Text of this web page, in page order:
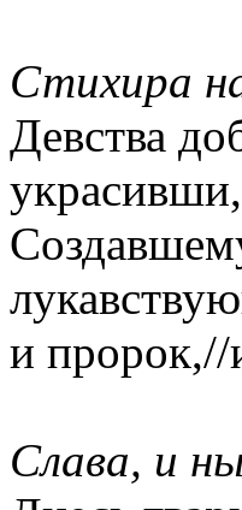
Стихира
Девства
и пророк,//
Слава, и